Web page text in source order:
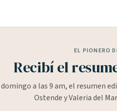
EL PIONERO
Recibí el
domingo a las 9 am, el resumen
Ostende y Valeria del